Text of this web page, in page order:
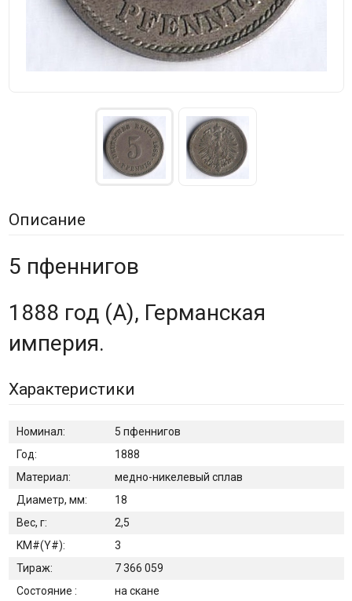
Описание
5 пфеннигов
1888 год (A), Германская
империя.
Характеристики
Номинал:
5 пфеннигов
Год:
1888
Материал:
медно-никелевый сплав
Диаметр, мм:
18
Вес, г:
2,5
KM#(Y#):
3
Тираж:
7 366 059
Состояние :
на скане